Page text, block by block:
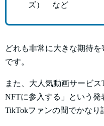
ズ） など
どれも非常に大きな期待
です。
また、大人気動画サービス
NFTに参入する」という
TikTokファンの間でかなり